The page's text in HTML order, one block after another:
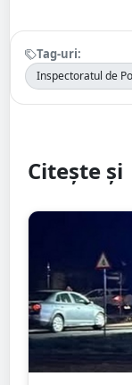
Tag-uri:
Inspectoratul de
Citește și